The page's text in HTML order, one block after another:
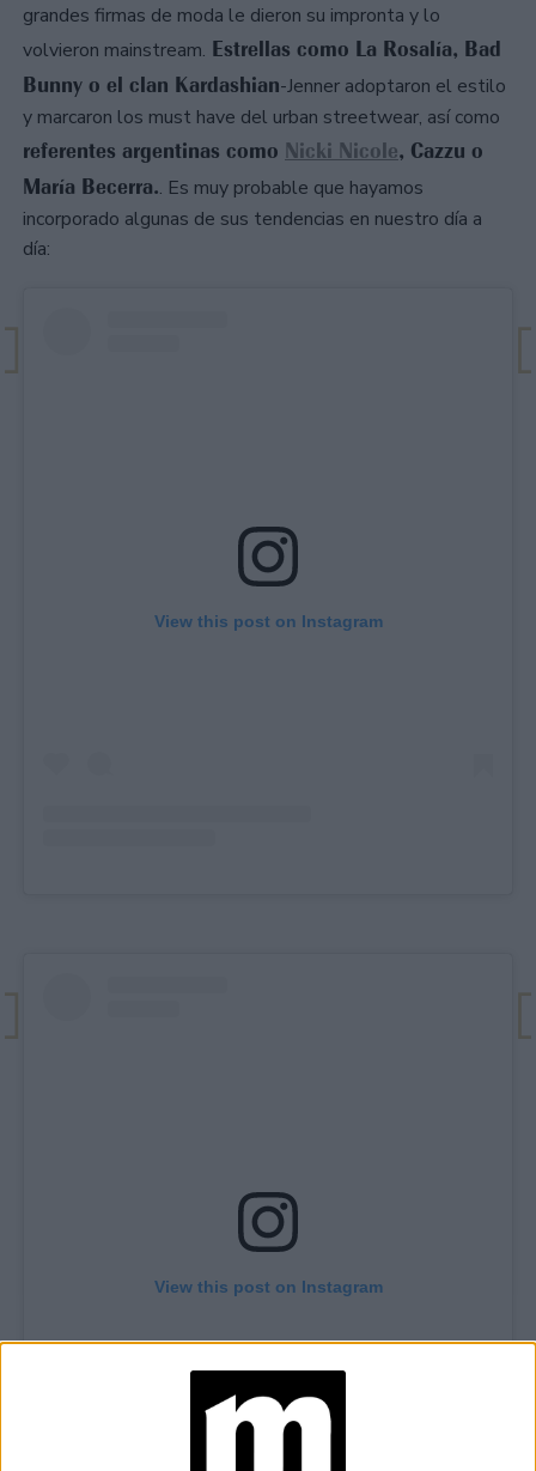
grandes firmas de moda le dieron su impronta y lo
volvieron mainstream. Estrellas como La Rosalía, Bad
Bunny o el clan Kardashian-Jenner adoptaron el estilo
y marcaron los must have del urban streetwear, así como
referentes argentinas como Nicki Nicole, Cazzu o
María Becerra.. Es muy probable que hayamos
incorporado algunas de sus tendencias en nuestro día a
día:
View this post on Instagram
View this post on Instagram